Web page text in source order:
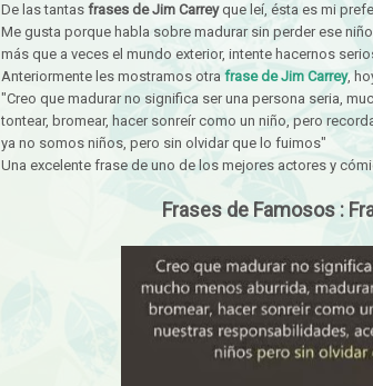
De las tantas frases de Jim Carreyque leí, ésta es mi
Me gusta porque habla sobre madurar sin perder ese
más que a veces el mundo exterior, intente hacernos
Anteriormente les mostramos otra frase de Jim Carrey,
"Creo que madurar no significa ser una persona seria,
tontear, bromear, hacer sonreír como un niño, pero
ya no somos niños, pero sin olvidar que lo fuimos"
Una excelente frase de uno de los mejores actores y
Frases de Famosos :